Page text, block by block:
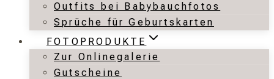
Outfits bei Babybauchfotos
Sprüche für Geburtskarten
FOTOPRODUKTE
Zur Onlinegalerie
Gutscheine